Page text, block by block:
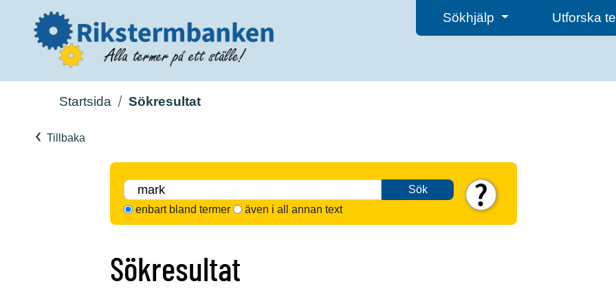
Sökhjälp Utforska
Startsida Sökresultat
Tillbaka
Sök
enbart bland termer
även i all annan text
Sökresultat